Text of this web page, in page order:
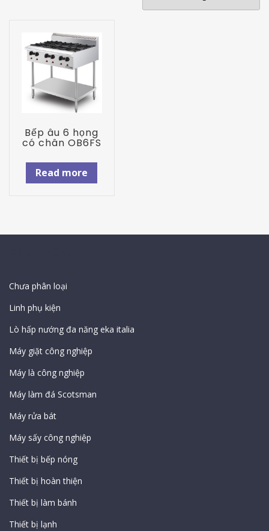
Bếp âu 6 họng
có chân OB6FS
Read more
Chưa phân loại
Linh phụ kiện
Lò hấp nướng đa năng eka italia
Máy giặt công nghiệp
Máy là công nghiệp
Máy làm đá Scotsman
Máy rửa bát
Máy sấy công nghiệp
Thiết bị bếp nóng
Thiết bị hoàn thiện
Thiết bị làm bánh
Thiết bị lạnh